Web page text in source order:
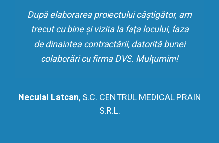
După elaborarea proiectului câştigător, am
trecut cu bine şi vizita la faţa locului, faza
de dinaintea contractării, datorită bunei
colaborări cu firma DVS. Mulțumim!
Neculai Latcan, S.C. CENTRUL MEDICAL PRAIN
S.R.L.